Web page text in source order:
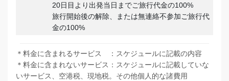
20日目より出発当日までご旅行代金の100%
旅行開始後の解除、または無連絡不参加ご旅行代
金の100%
＊料金に含まれるサービス ：スケジュールに記載の内容
＊料金に含まれないサービス：スケジュールに記載していな
いサービス、空港税、現地税。その他個人的な諸費用